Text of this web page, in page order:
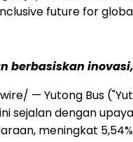
future for
— Yutong Bus
sejalan dengan
meningkat